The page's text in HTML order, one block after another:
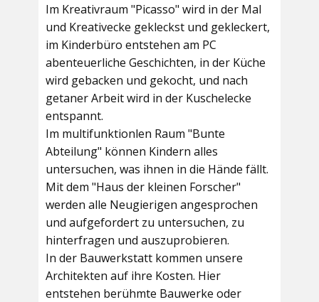
Im Kreativraum "Picasso" wird in der Mal
und Kreativecke gekleckst und gekleckert,
im Kinderbüro entstehen am PC
abenteuerliche Geschichten, in der Küche
wird gebacken und gekocht, und nach
getaner Arbeit wird in der Kuschelecke
entspannt.
Im multifunktionlen Raum "Bunte
Abteilung" können Kindern alles
untersuchen, was ihnen in die Hände fällt.
Mit dem "Haus der kleinen Forscher"
werden alle Neugierigen angesprochen
und aufgefordert zu untersuchen, zu
hinterfragen und auszuprobieren.
In der Bauwerkstatt kommen unsere
Architekten auf ihre Kosten. Hier
entstehen berühmte Bauwerke oder